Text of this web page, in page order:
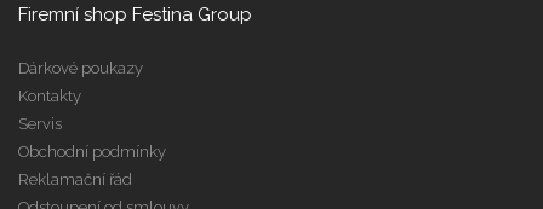
Firemní shop Festina Group
Dárkové poukazy
Kontakty
Servis
Obchodní podmínky
Reklamační řád